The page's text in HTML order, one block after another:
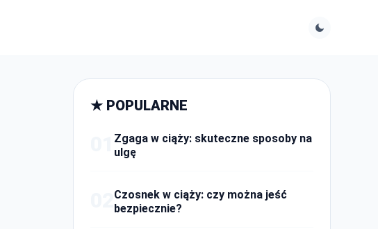
★ POPULARNE
Zgaga w ciąży: skuteczne sposoby na
ulgę
Czosnek w ciąży: czy można jeść
bezpiecznie?